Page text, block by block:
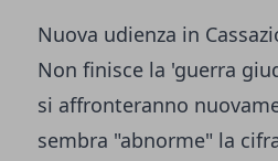
Nuova udienza in
Non finisce la 'guerra
si affronteranno
sembra "abnorme" la